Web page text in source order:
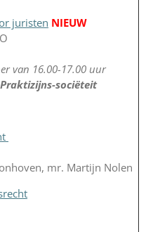
juristen NIEUW
van 16.00-17.00 uur
sociëteit
mr. Martijn Nolen